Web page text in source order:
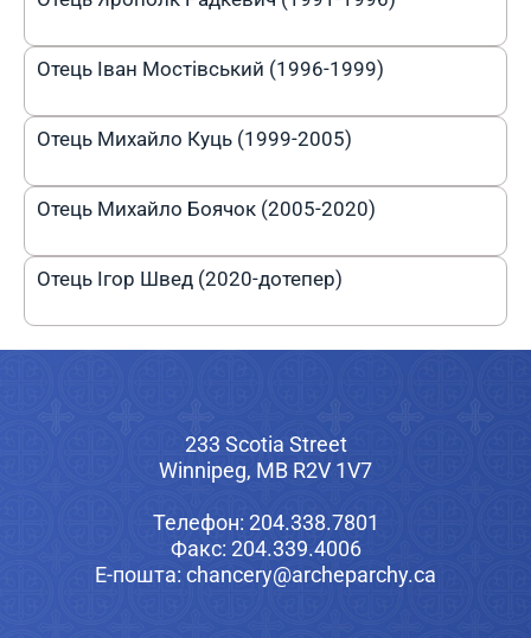
Отець Іван Мостівський (1996-1999)
Отець Михайло Куць (1999-2005)
Отець Михайло Боячок (2005-2020)
Отець Ігор Швед (2020-дотепер)
233 Scotia Street
Winnipeg, MB R2V 1V7
Телефон: 204.338.7801
Факс: 204.339.4006
Е-пошта: chancery@archeparchy.ca